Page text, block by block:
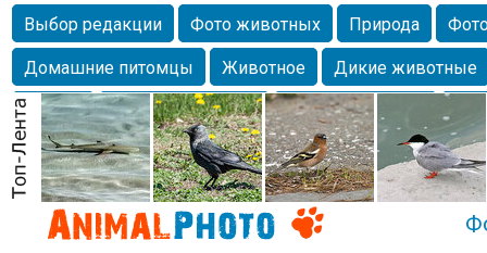
Выбор редакции Фото животных Природа
Домашние питомцы
Животное
Дикие животные
Собаки
Alexanderandronik Млекопитающие
Морда
Собачка Осень Портрет
Домашние
Насекомое
Коты Lebert Дикие птицы Утка